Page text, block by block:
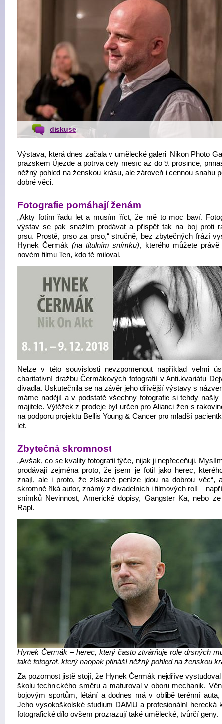
diskuse
Výstava, která dnes začala v umělecké galerii Nikon Photo
pražském Újezdě a potrvá celý měsíc až do 9. prosince,
něžný pohled na ženskou krásu, ale zároveň i cennou snahu
dobré věci.
Fotografie pomáhají ženám
„Akty fotím řadu let a musím říct, že mě to moc baví.
výstav se pak snažím prodávat a přispět tak na boj proti
prsu. Prostě, prso za prso,“ stručně, bez zbytečných frází
Hynek Čermák(na titulním snímku), kterého můžete
novém filmu Ten, kdo tě miloval.
Nelze v této souvislosti nevzpomenout například velmi
charitativní dražbu Čermákových fotografií v Anti.kvariátu
divadla. Uskutečnila se na závěr jeho dřívější výstavy s
máme naději! a v podstatě všechny fotografie si tehdy našly
majitele. Výtěžek z prodeje byl určen pro Alianci žen s
na podporu projektu Bellis Young & Cancer pro mladší
let.
Zbytečná skromnost
„Avšak, co se kvality fotografií týče, nijak ji nepřeceňuji.
prodávají zejména proto, že jsem je fotil jako herec,
znají, ale i proto, že získané peníze jdou na dobrou věc“,
skromně říká autor, známý z divadelních i filmových rolí –
snímků Nevinnost, Americké dopisy, Gangster Ka, nebo ze
Rapl.
Hynek Čermák – herec, který často ztvárňuje role drsných
také fotograf, který naopak přináší něžný pohled na ženskou
Za pozornost jistě stojí, že Hynek Čermák nejdříve
školu technického směru a maturoval v oboru mechanik.
bojovým sportům, létání a dodnes má v oblibě terénní auta,
Jeho vysokoškolské studium DAMU a profesionální herecká
fotografické dílo ovšem prozrazují také umělecké, tvůrčí geny.